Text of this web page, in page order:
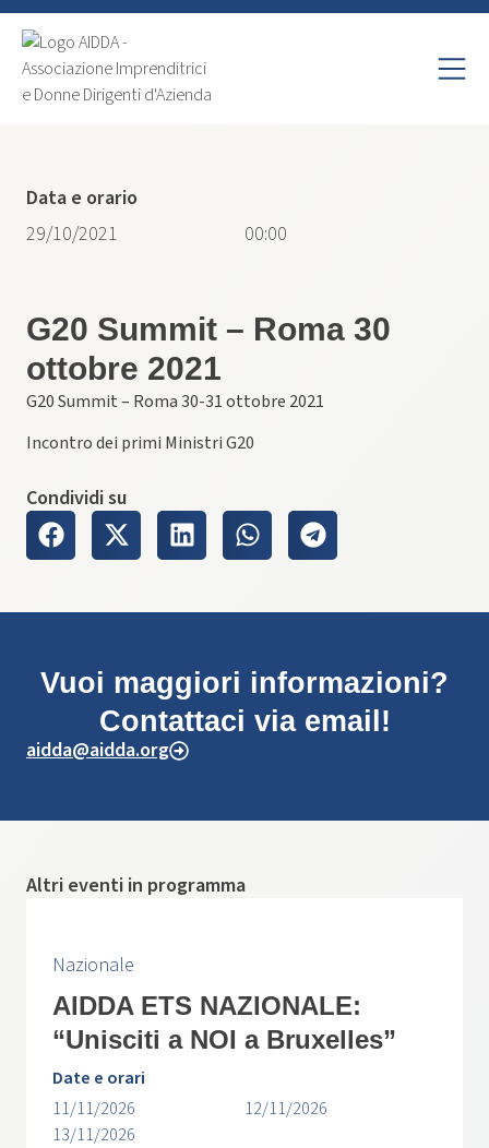
G20 Summit – Roma 30
ottobre 2021
G20 Summit – Roma 30-31 ottobre 2021
Incontro dei primi Ministri G20
Condividi su
Data e orario
29/10/2021
00:00
Vuoi maggiori informazioni?
Contattaci via email!
aidda@aidda.org
Altri eventi in programma
Nazionale
AIDDA ETS NAZIONALE:
“Unisciti a NOI a Bruxelles”
Date e orari
11/11/2026
12/11/2026
13/11/2026